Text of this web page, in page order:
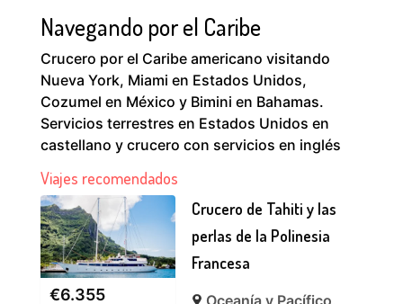
Navegando por el Caribe
Crucero por el Caribe americano visitando
Nueva York, Miami en Estados Unidos,
Cozumel en México y Bimini en Bahamas.
Servicios terrestres en Estados Unidos en
castellano y crucero con servicios en inglés
Viajes recomendados
€6.355
Crucero de Tahiti y las
perlas de la Polinesia
Francesa
Oceanía y Pacífico,